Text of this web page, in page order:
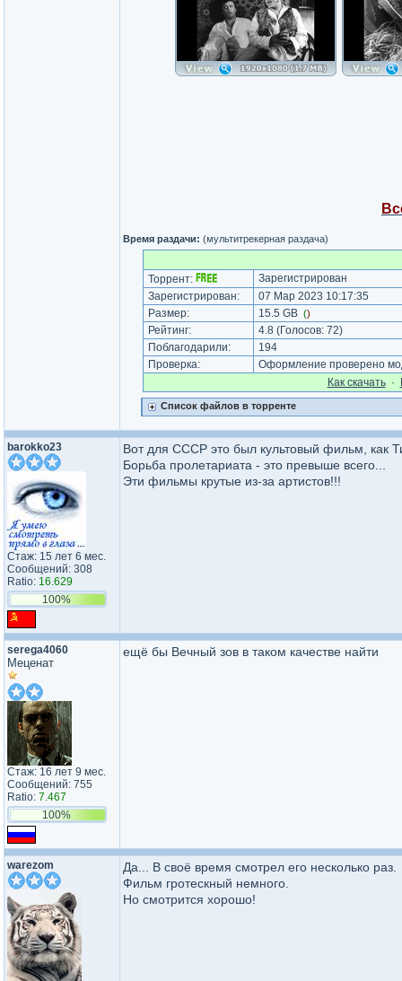
Время раздачи: (мультитрекерная раздача)
Торрент:
Зарегистрирован
Зарегистрирован:
07 Мар 2023 10:17:35
Размер:
15.5 GB ()
Рейтинг: 4.8 (Голосов: 72)
Поблагодарили:
194
Проверка:
Оформление проверено
Как cкачать·
Список файлов в торренте
barokko23
Стаж: 15 лет 6 мес.
Сообщений: 308
Ratio: 16.629
100%
Вот для СССР это был культовый фильм, как
Борьба пролетариата - это превыше всего...
Эти фильмы крутые из-за артистов!!!
serega4060
Меценат
Стаж: 16 лет 9 мес.
Сообщений: 755
Ratio: 7.467
100%
ещё бы Вечный зов в таком качестве найти
warezom
Да... В своё время смотрел его несколько раз.
Фильм гротескный немного.
Но смотрится хорошо!